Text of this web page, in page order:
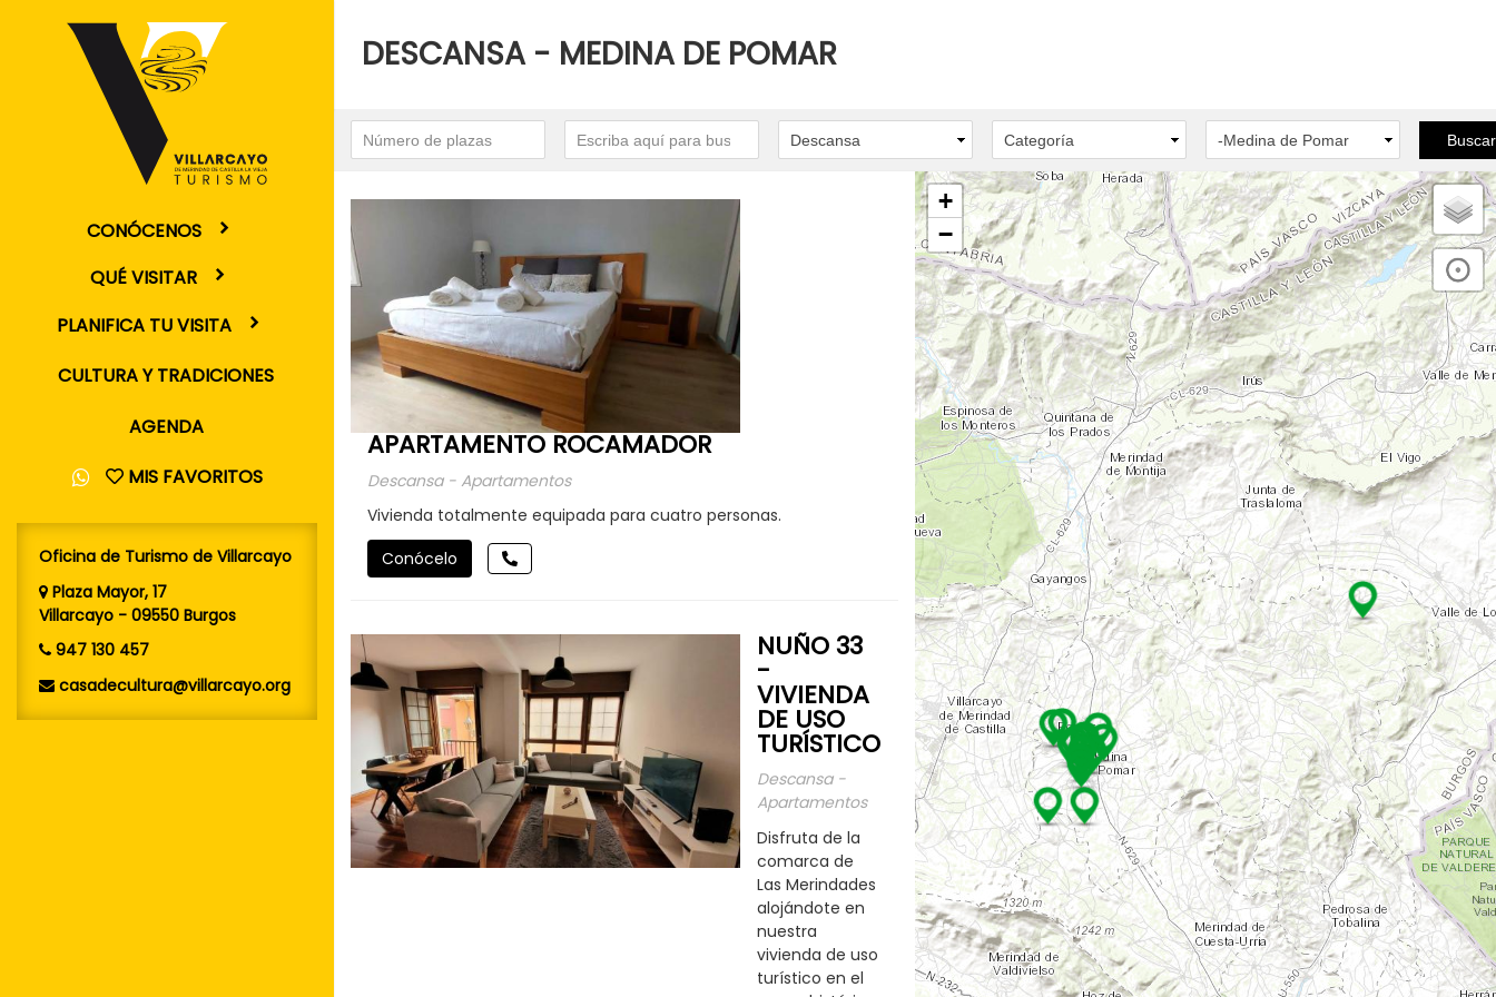
CONÓCENOS
QUÉ VISITAR
PLANIFICA TU VISITA
CULTURA Y TRADICIONES
AGENDA
MIS FAVORITOS
Oficina de Turismo de Villarcayo
Plaza Mayor, 17
Villarcayo - 09550 Burgos
947 130 457
casadecultura@villarcayo.org
DESCANSA - MEDINA DE POMAR
APARTAMENTO ROCAMADOR
Descansa - Apartamentos
Vivienda totalmente equipada para cuatro personas.
Conócelo
NUÑO 33
-
VIVIENDA
DE USO
TURÍSTICO
Descansa -
Apartamentos
Disfruta de la
comarca de
Las Merindades
alojándote en
nuestra
vivienda de uso
turístico en el
+
−